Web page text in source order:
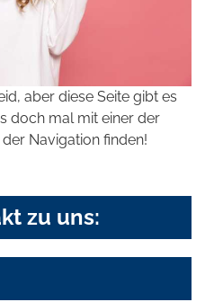
aber diese Seite gibt es
doch mal mit einer der
Navigation finden!
zu uns: